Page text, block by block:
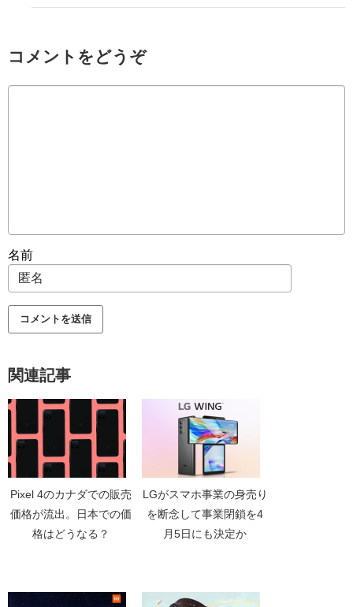
コメントをどうぞ
名前
関連記事
Pixel 4のカナダでの販売
価格が流出。日本での価
格はどうなる？
LGがスマホ事業の身売り
を断念して事業閉鎖を4
月5日にも決定か